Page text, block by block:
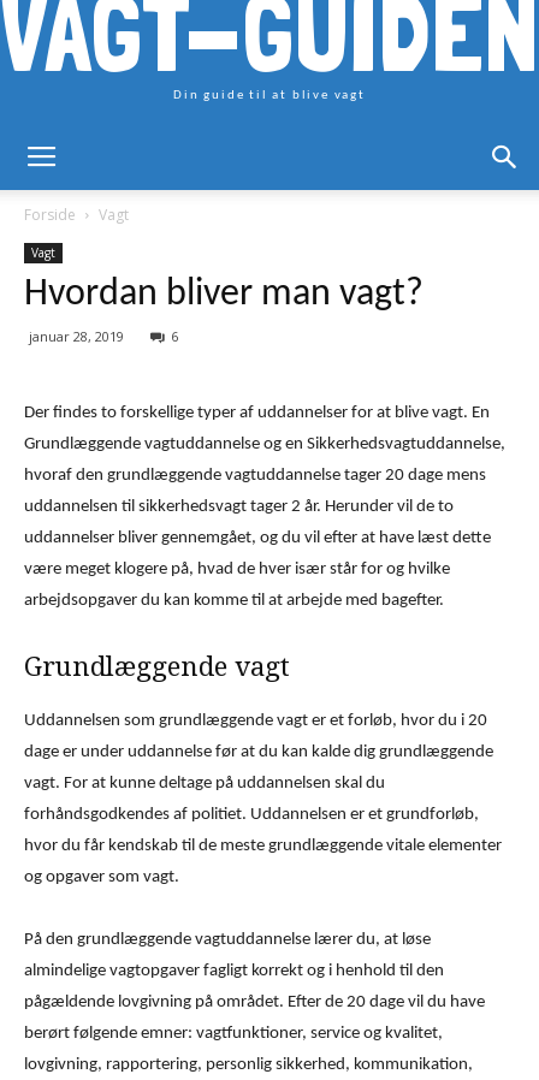
VAGT-GUIDEN
Din guide til at blive vagt
Forside Vagt
Vagt
Hvordan bliver man vagt?
januar 28, 2019 6
Der findes to forskellige typer af uddannelser for at blive vagt. En
Grundlæggende vagtuddannelse og en Sikkerhedsvagtuddannelse,
hvoraf den grundlæggende vagtuddannelse tager 20 dage mens
uddannelsen til sikkerhedsvagt tager 2 år. Herunder vil de to
uddannelser bliver gennemgået, og du vil efter at have læst dette
være meget klogere på, hvad de hver især står for og hvilke
arbejdsopgaver du kan komme til at arbejde med bagefter.
Grundlæggende vagt
Uddannelsen som grundlæggende vagt er et forløb, hvor du i 20
dage er under uddannelse før at du kan kalde dig grundlæggende
vagt. For at kunne deltage på uddannelsen skal du
forhåndsgodkendes af politiet. Uddannelsen er et grundforløb,
hvor du får kendskab til de meste grundlæggende vitale elementer
og opgaver som vagt.
På den grundlæggende vagtuddannelse lærer du, at løse
almindelige vagtopgaver fagligt korrekt og i henhold til den
pågældende lovgivning på området. Efter de 20 dage vil du have
berørt følgende emner: vagtfunktioner, service og kvalitet,
lovgivning, rapportering, personlig sikkerhed, kommunikation,